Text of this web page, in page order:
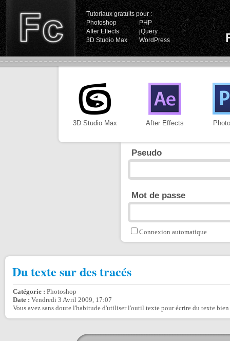
Tutoriaux gratuits pour :
Photoshop
PHP
After Effects
jQuery
3D Studio Max
WordPress
3D Studio Max After Effects
Pseudo
Mot de passe
Connexion automatique
Du texte sur des tracés
Catégorie : Photoshop
Date : Vendredi 3 Avril 2009, 17:07
Vous avez sans doute l'habitude d'utiliser l'outil texte pour écrire du texte